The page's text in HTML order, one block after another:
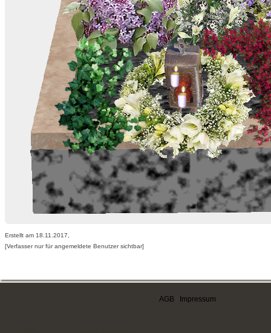
Erstellt am 18.11.2017,
[Verfasser nur für angemeldete Benutzer sichtbar]
AGB Impressum